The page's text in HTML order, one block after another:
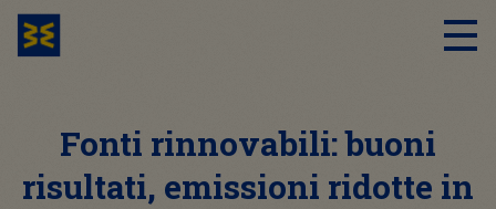
Fonti rinnovabili: buoni
risultati, emissioni ridotte in